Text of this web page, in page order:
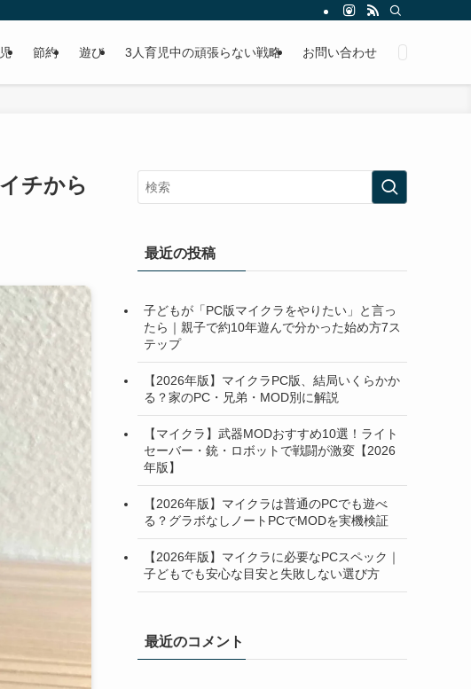
節約 遊び 3人育児中の頑張らない戦略 お問い合わせ
チから
最近の投稿
子どもが「PC版マイクラをやりたい」と言っ
たら｜親子で約10年遊んで分かった始め方7ス
テップ
【2026年版】マイクラPC版、結局いくらかか
る？家のPC・兄弟・MOD別に解説
【マイクラ】武器MODおすすめ10選！ライト
セーバー・銃・ロボットで戦闘が激変【2026
年版】
【2026年版】マイクラは普通のPCでも遊べ
る？グラボなしノートPCでMODを実機検証
【2026年版】マイクラに必要なPCスペック｜
子どもでも安心な目安と失敗しない選び方
最近のコメント